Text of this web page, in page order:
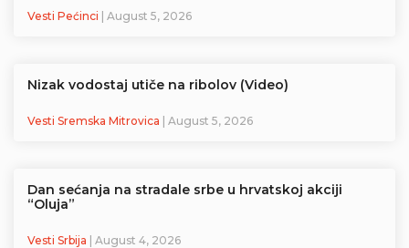
Vesti Pećinci | August 5, 2026
Nizak vodostaj utiče na ribolov (Video)
Vesti Sremska Mitrovica | August 5, 2026
Dan sećanja na stradale srbe u hrvatskoj akciji
“Oluja”
Vesti Srbija | August 4, 2026